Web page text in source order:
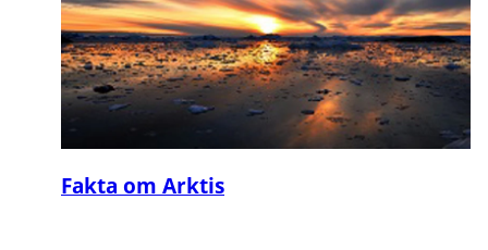
Fakta om Arktis